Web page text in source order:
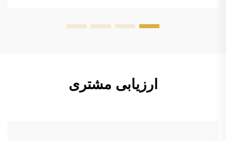
ارزیابی مشتری